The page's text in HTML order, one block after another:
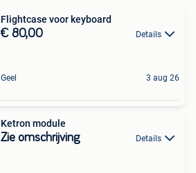
Flightcase voor keyboard
€ 80,00 Details
Geel 3 aug 26
Ketron module
Zie omschrijving Details